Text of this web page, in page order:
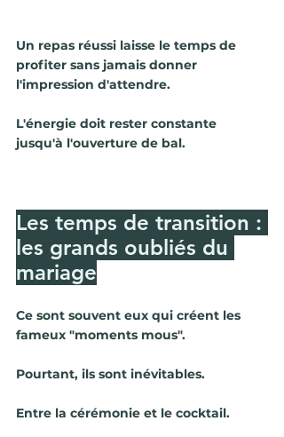
Un repas réussi laisse le temps de
profiter sans jamais donner
l'impression d'attendre.
L'énergie doit rester constante
jusqu'à l'ouverture de bal.
Les temps de transition :
les grands oubliés du
mariage
Ce sont souvent eux qui créent les
fameux "moments mous".
Pourtant, ils sont inévitables.
Entre la cérémonie et le cocktail.